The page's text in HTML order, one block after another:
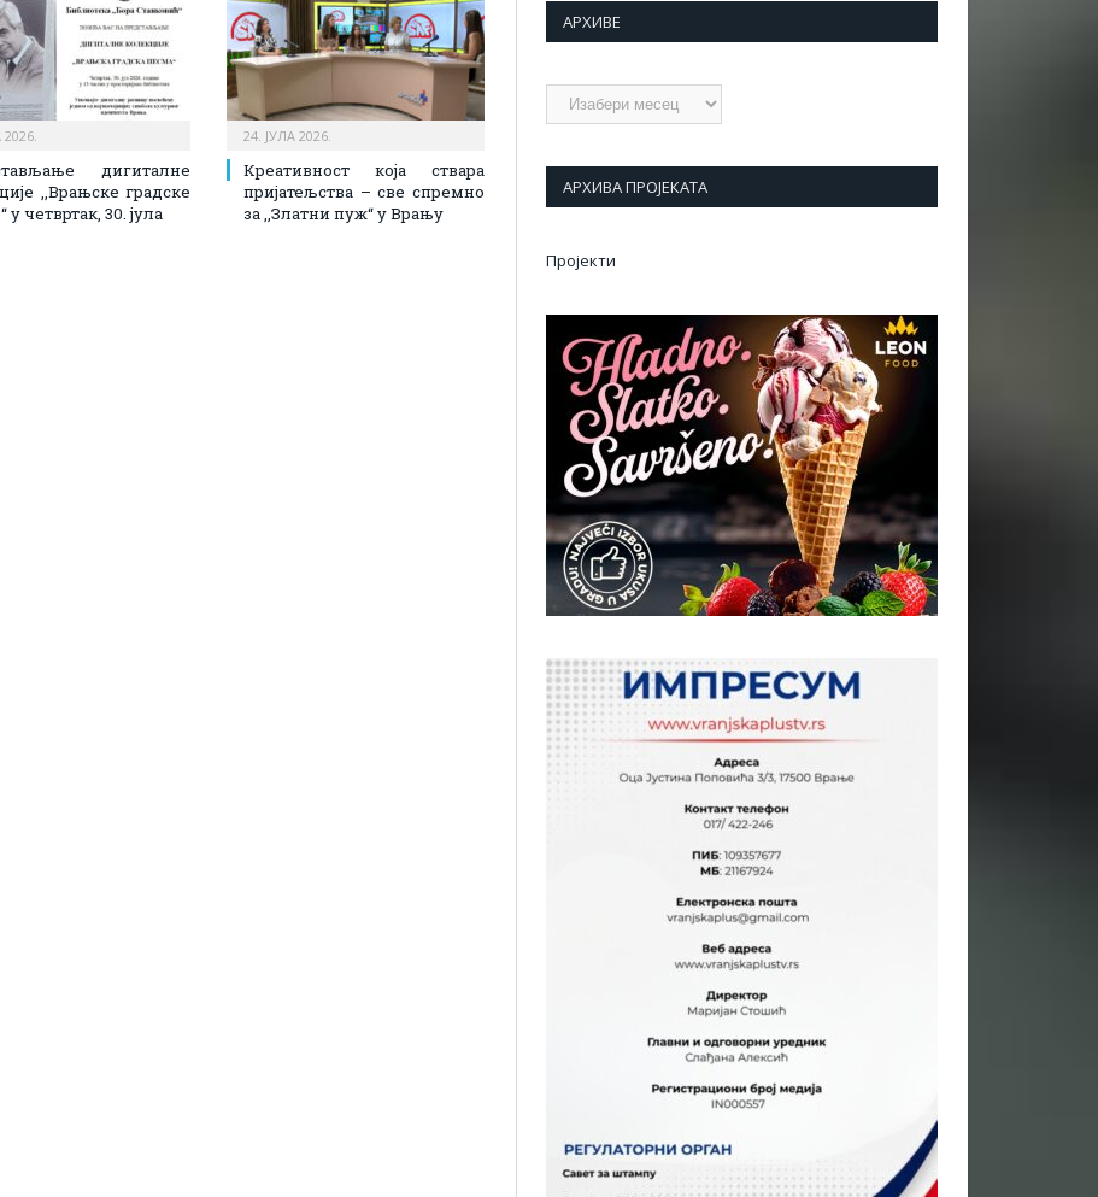
2026.
дигиталне
,,Врањске градске
у четвртак, 30. јула
24. ЈУЛА 2026.
Креативност која ствара
пријатељства – све спремно
за ,,Златни пуж“ у Врању
АРХИВЕ
Архиве
АРХИВА ПРОЈЕКАТА
Пројекти